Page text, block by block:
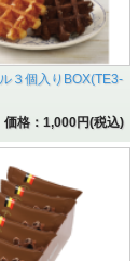
３個入りBOX(TE3-
価格：1,000円(税込)